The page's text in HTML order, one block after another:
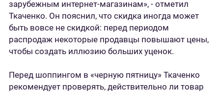
зарубежным интернет-магазинам», - отметил
Ткаченко. Он пояснил, что скидка иногда может
быть вовсе не скидкой: перед периодом
распродаж некоторые продавцы повышают цены,
чтобы создать иллюзию больших уценок.
Перед шоппингом в «черную пятницу» Ткаченко
рекомендует проверять, действительно ли товар